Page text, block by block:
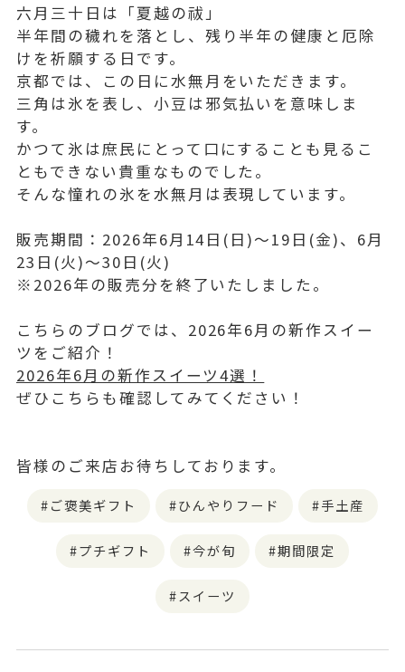
六月三十日は「夏越の祓」
半年間の穢れを落とし、残り半年の健康と厄除
けを祈願する日です。
京都では、この日に水無月をいただきます。
三角は氷を表し、小豆は邪気払いを意味しま
す。
かつて氷は庶民にとって口にすることも見るこ
ともできない貴重なものでした。
そんな憧れの氷を水無月は表現しています。
販売期間：2026年6月14日(日)〜19日(金)、6月
23日(火)〜30日(火)
※2026年の販売分を終了いたしました。
こちらのブログでは、2026年6月の新作スイー
ツをご紹介！
2026年6月の新作スイーツ4選！
ぜひこちらも確認してみてください！
皆様のご来店お待ちしております。
ご褒美ギフト ひんやりフード 手土産
プチギフト 今が旬 期間限定
スイーツ